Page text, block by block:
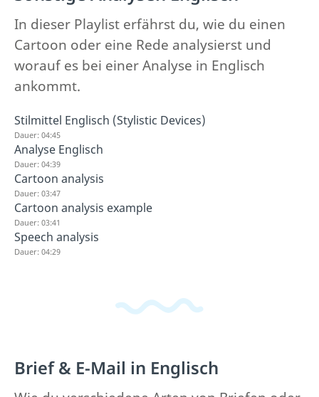
In dieser Playlist erfährst du, wie du einen
Cartoon oder eine Rede analysierst und
worauf es bei einer Analyse in Englisch
ankommt.
Stilmittel Englisch (Stylistic Devices)
Dauer: 04:45
Analyse Englisch
Dauer: 04:39
Cartoon analysis
Dauer: 03:47
Cartoon analysis example
Dauer: 03:41
Speech analysis
Dauer: 04:29
Brief & E-Mail in Englisch